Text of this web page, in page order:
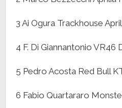
3 Ai Ogura Trackhouse
4 F. Di Giannantonio VR46
5 Pedro Acosta Red Bull
6 Fabio Quartararo